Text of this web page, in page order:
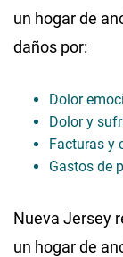
un hogar de
daños por:
Dolor
Dolor y
Facturas y
Gastos de
Nueva Jersey
un hogar de